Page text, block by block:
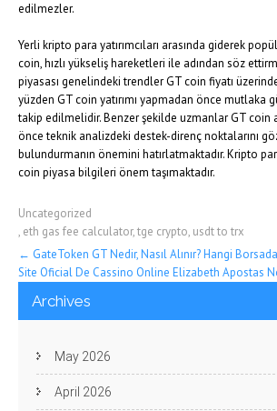
edilmezler.
Yerli kripto para yatırımcıları arasında giderek
coin, hızlı yükseliş hareketleri ile adından söz
piyasası genelindeki trendler GT coin fiyatı
yüzden GT coin yatırımı yapmadan önce mutlaka
takip edilmelidir. Benzer şekilde uzmanlar GT
önce teknik analizdeki destek-direnç noktalarını
bulundurmanın önemini hatırlatmaktadır. Kripto
coin piyasa bilgileri önem taşımaktadır.
Uncategorized
, eth gas fee calculator,tge crypto, usdt to trx
Post
navigation
← GateToken GT Nedir, Nasıl Alınır? Hangi
Site Oficial De Cassino Online Elizabeth Apostas
Archives
May 2026
April 2026